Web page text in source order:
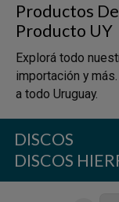
Productos
Producto UY
Explorá todo
importación y
a todo Uruguay.
DISCOS
DISCOS